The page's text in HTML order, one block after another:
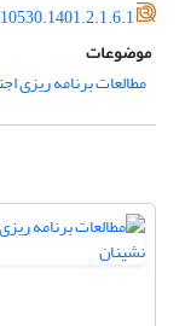
موضوعات
مطالعات برنامه ریزی